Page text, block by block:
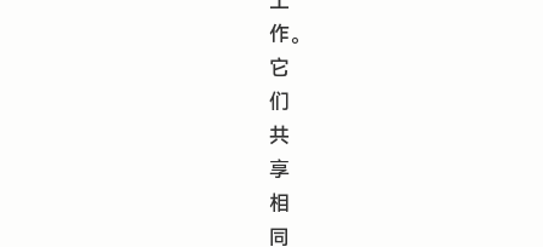
作。
它
们
共
享
相
同